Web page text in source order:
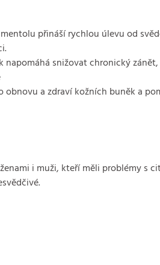
přináší rychlou úlevu od
snižovat chronický
a zdraví kožních buněk a
i muži, kteří měli problémy s